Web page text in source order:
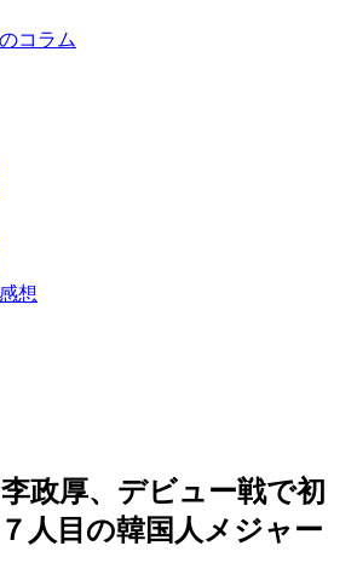
コラム
想
政厚、デビュー戦で初
人目の韓国人メジャー